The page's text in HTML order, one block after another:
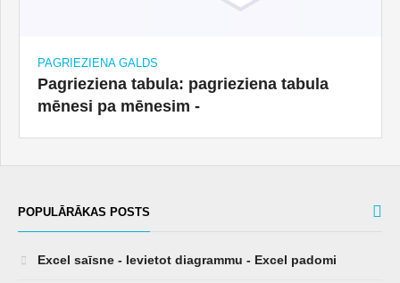
PAGRIEZIENA GALDS
Pagrieziena tabula: pagrieziena tabula
mēnesi pa mēnesim -
POPULĀRĀKAS POSTS
Excel saīsne - Ievietot diagrammu - Excel padomi